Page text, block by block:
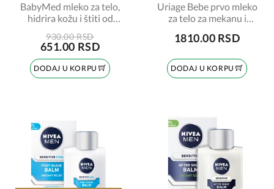
BabyMed mleko za telo,
hidrira kožu i štiti od
200ml
930.00 RSD
651.00 RSD
DODAJ U KORPU
Uriage Bebe prvo mleko
za telo za mekanu i
1810.00 RSD
DODAJ U KORPU